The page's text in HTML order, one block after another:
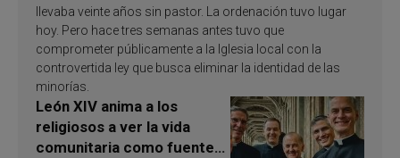
llevaba veinte años sin pastor. La ordenación tuvo lugar
hoy. Pero hace tres semanas antes tuvo que
comprometer públicamente a la Iglesia local con la
controvertida ley que busca eliminar la identidad de las
minorías.
León XIV anima a los
religiosos a ver la vida
comunitaria como fuente